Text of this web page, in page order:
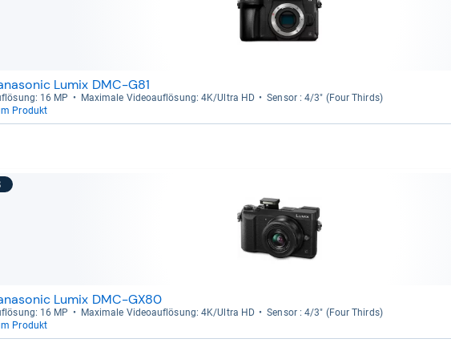
Lumix DMC-G81
16 MP Maxi­male Videoauf­lö­sung: 4K/Ultra HD
Sen­sor : 4/3" (Four Thirds)
Produkt
Lumix DMC-GX80
16 MP Maxi­male Videoauf­lö­sung: 4K/Ultra HD
Sen­sor : 4/3" (Four Thirds)
Produkt